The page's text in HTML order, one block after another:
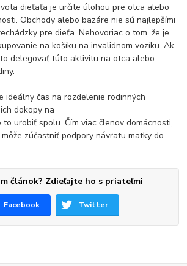
dieťaťa je určite úlohou pre otca alebo
Obchody alebo bazáre nie sú najlepšími
pre dieťa. Nehovoriac o tom, že je
na košíku na invalidnom vozíku. Ak
delegovať túto aktivitu na otca alebo
ideálny čas na rozdelenie rodinných
dokopy na
to urobiť spolu. Čím viac členov domácnosti,
zúčastniť podpory návratu matky do
článok? Zdieľajte ho s priateľmi
Facebook Twitter